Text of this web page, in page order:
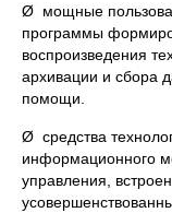
Ø мощные
программы
воспроизведения
архивации и сбора
помощи.
Ø средства
информационного
управления,